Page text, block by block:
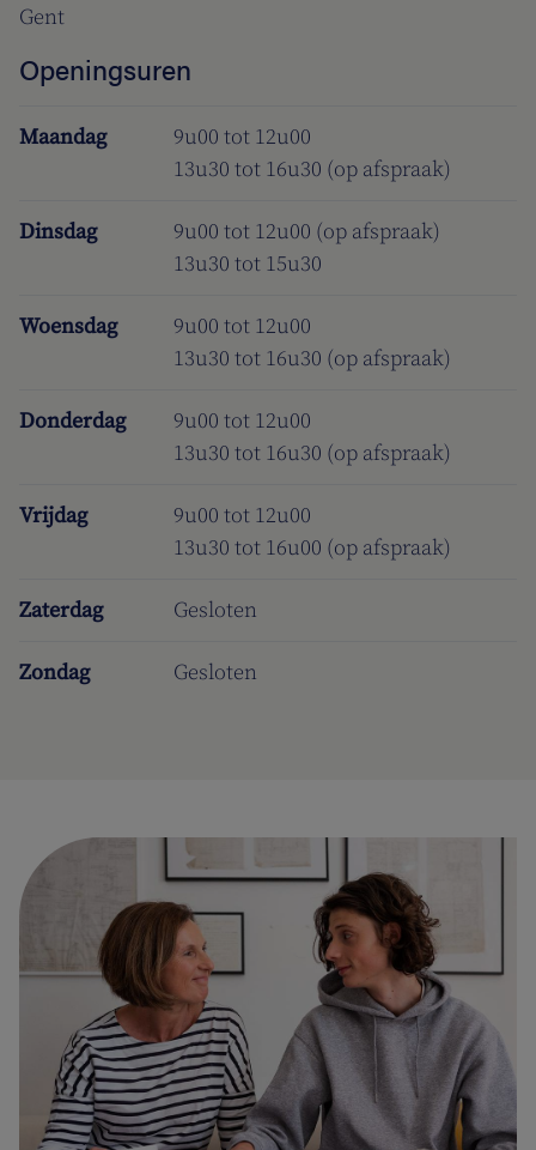
Gent
Openingsuren
Maandag
9u00 tot 12u00
13u30 tot 16u30 (op afspraak)
Dinsdag
9u00 tot 12u00 (op afspraak)
13u30 tot 15u30
Woensdag
9u00 tot 12u00
13u30 tot 16u30 (op afspraak)
Donderdag
9u00 tot 12u00
13u30 tot 16u30 (op afspraak)
Vrijdag
9u00 tot 12u00
13u30 tot 16u00 (op afspraak)
Zaterdag Gesloten
Zondag Gesloten